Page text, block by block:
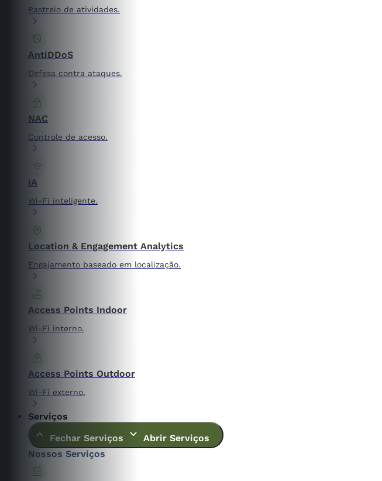
Rastreio de atividades.
AntiDDoS
Defesa contra ataques.
NAC
Controle de acesso.
IA
Wi-Fi inteligente.
Location & Engagement Analytics
Engajamento baseado em localização.
Access Points Indoor
Wi-Fi interno.
Access Points Outdoor
Wi-Fi externo.
Serviços
Fechar Serviços
Abrir Serviços
Nossos Serviços